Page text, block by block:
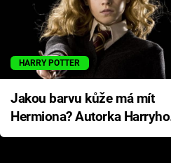
HARRY POTTER
Jakou barvu kůže má mít
Hermiona? Autorka Harryho
Pottera přišla s ráznou